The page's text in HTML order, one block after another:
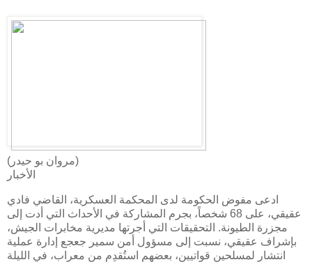
(مروان بو حيدر)
الأخبار
ادعى مفوض الحكومة لدى المحكمة العسكرية، القاضي فادي
عقيقي، على 68 شخصاً، بجرم المشاركة في الأحداث التي أدت إلى
مجزرة الطيونة. التحقيقات التي أجرتها مديرية مخابرات الجيش،
بإشراف عقيقي، نسبت إلى مسؤول أمن سمير جعجع إدارة عملية
انتشار لمسلحين قواتيين، بعضهم استُقدِم من معراب، في الليلة